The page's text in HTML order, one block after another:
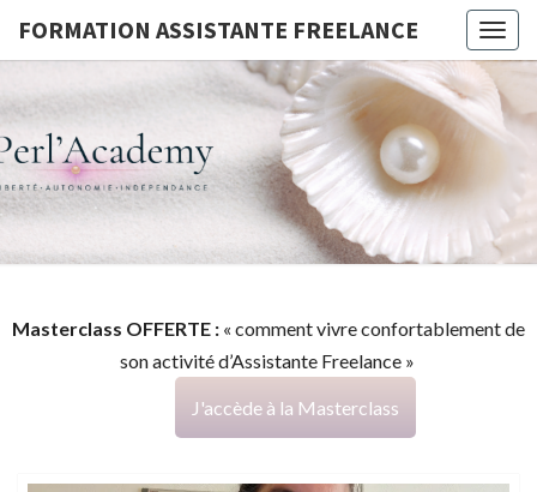
FORMATION ASSISTANTE FREELANCE
G
Masterclass OFFERTE : « comment vivre confortablement de
son activité d’Assistante Freelance »
J'accède à la Masterclass